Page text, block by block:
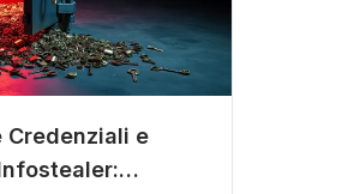
Credenziali e